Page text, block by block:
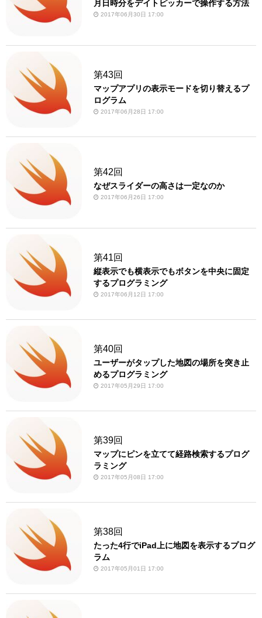
月日時分をデイトピッカーで操作する方法
2017年06月30日 17:00
第43回
マップアプリの表示モードを切り替えるプ
ログラム
2017年06月28日 17:00
第42回
なぜスライダーの高さは一定なのか
2017年06月26日 17:00
第41回
縦表示でも横表示でもボタンを中央に固定
するプログラミング
2017年06月12日 17:00
第40回
ユーザーがタップした地図の場所を突き止
めるプログラミング
2017年05月29日 17:00
第39回
マップにピンを立てて経路検索するプログ
ラミング
2017年05月08日 17:00
第38回
たった4行でiPad上に地図を表示するプログ
ラム
2017年05月01日 17:00